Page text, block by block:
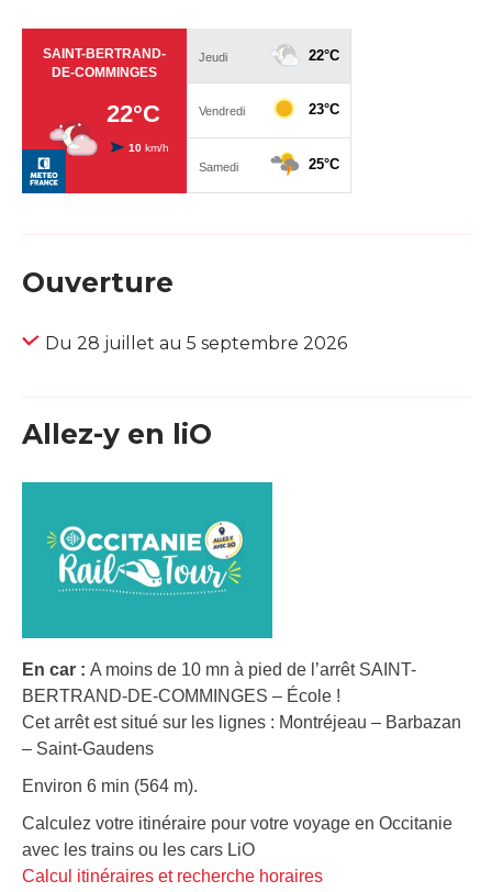
Ouverture
Du 28 juillet au 5 septembre 2026
Allez-y en liO
En car : A moins de 10 mn à pied de l’arrêt SAINT-
BERTRAND-DE-COMMINGES – École !
Cet arrêt est situé sur les lignes : Montréjeau – Barbazan
– Saint-Gaudens
Environ 6 min (564 m).
Calculez votre itinéraire pour votre voyage en Occitanie
avec les trains ou les cars LiO
Calcul itinéraires et recherche horaires